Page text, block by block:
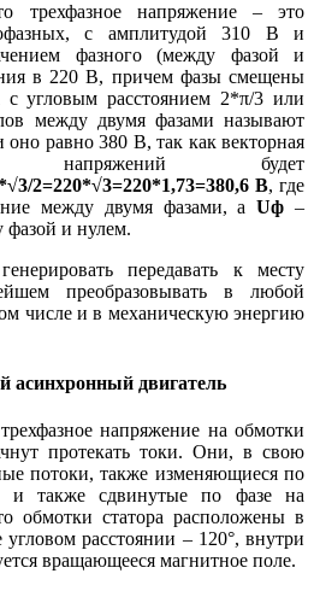
трехфазное напряжение – это
с амплитудой 310 В и
фазного (между фазой и
в 220 В, причем фазы смещены
с угловым расстоянием 2*π/3 или
между двумя фазами называют
равно 380 В, так как векторная
будет
√3/2=220*√3=220*1,73=380,6 В, где
между двумя фазами, аUф –
фазой и нулем.
передавать к месту
преобразовывать в любой
числе и в механическую энергию
асинхронный двигатель
напряжение на обмотки
протекать токи. Они, в свою
потоки, также изменяющиеся по
и также сдвинутые по фазе на
обмотки статора расположены в
расстоянии – 120°, внутри
вращающееся магнитное поле.